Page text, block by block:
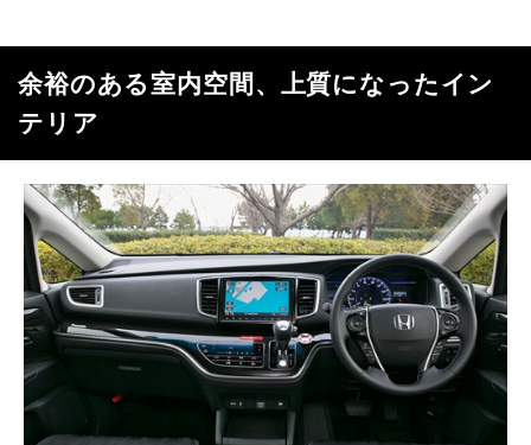
余裕のある室内空間、上質になったイン
テリア